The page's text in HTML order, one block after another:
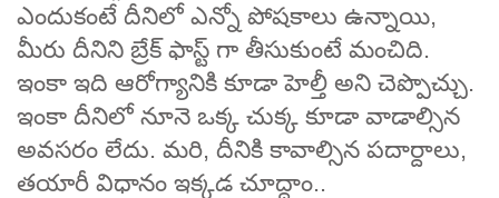
ఎందుకంటే దీనిలో ఎన్నో పోషకాలు ఉన్నాయి,
మీరు దీనిని బ్రేక్ ఫాస్ట్ గా తీసుకుంటే మంచిది.
ఇంకా ఇది ఆరోగ్యానికి కూడా హెల్తీ అని చెప్పొచ్చు.
ఇంకా దీనిలో నూనె ఒక్క చుక్క కూడా వాడాల్సిన
అవసరం లేదు. మరి, దీనికి కావాల్సిన పదార్దాలు,
తయారీ విధానం ఇక్కడ చూద్దాం..